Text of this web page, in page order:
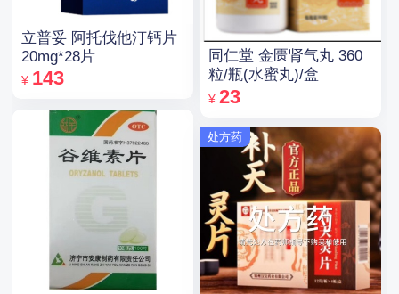
立普妥 阿托伐他汀钙片
20mg*28片
¥ 143
同仁堂 金匮肾气丸 360
粒/瓶(水蜜丸)/盒
¥ 23
处方药